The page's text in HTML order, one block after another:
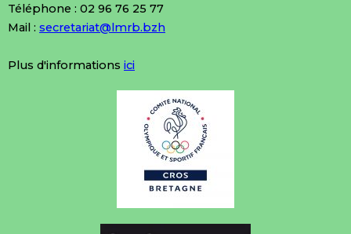
Téléphone : 02 96 76 25 77
Mail : secretariat@lmrb.bzh
Plus d'informations ici